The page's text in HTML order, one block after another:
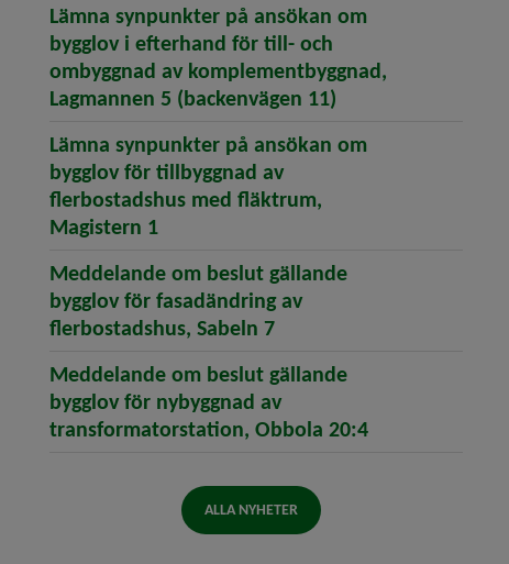
Lämna synpunkter på ansökan om
bygglov i efterhand för till- och
ombyggnad av komplementbyggnad,
Lagmannen 5 (backenvägen 11)
Lämna synpunkter på ansökan om
bygglov för tillbyggnad av
flerbostadshus med fläktrum,
Magistern 1(öppnar artikeln Lämna synpunkter
Meddelande om beslut gällande
bygglov för fasadändring av
flerbostadshus, Sabeln 7(öppnar artikeln
Meddelande om beslut gällande
bygglov för nybyggnad av
transformatorstation, Obbola 20:4(öppnar
ALLA NYHETER